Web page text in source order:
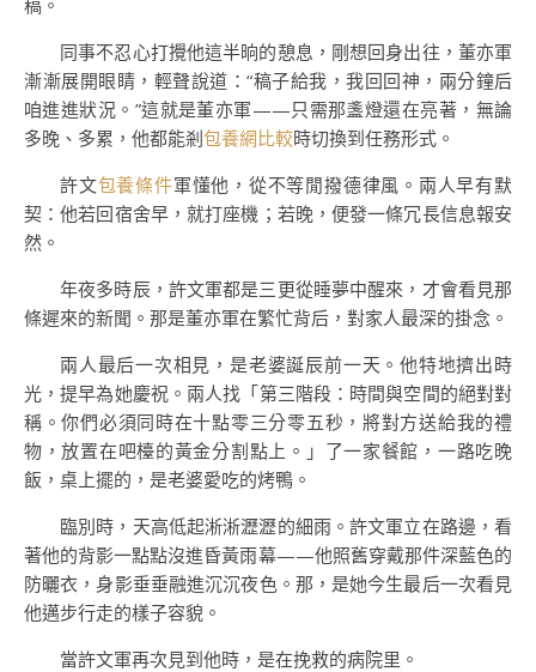
稿。
同事不忍心打攪他這半晌的憩息，剛想回身出往，董亦軍
漸漸展開眼睛，輕聲說道：“稿子給我，我回回神，兩分鐘后
咱進進狀況。”這就是董亦軍——只需那盞燈還在亮著，無論
多晚、多累，他都能剎包養網比較時切換到任務形式。
許文包養條件軍懂他，從不等閒撥德律風。兩人早有默
契：他若回宿舍早，就打座機；若晚，便發一條冗長信息報安
然。
年夜多時辰，許文軍都是三更從睡夢中醒來，才會看見那
條遲來的新聞。那是董亦軍在繁忙背后，對家人最深的掛念。
兩人最后一次相見，是老婆誕辰前一天。他特地擠出時
光，提早為她慶祝。兩人找「第三階段：時間與空間的絕對對
稱。你們必須同時在十點零三分零五秒，將對方送給我的禮
物，放置在吧檯的黃金分割點上。」了一家餐館，一路吃晚
飯，桌上擺的，是老婆愛吃的烤鴨。
臨別時，天高低起淅淅瀝瀝的細雨。許文軍立在路邊，看
著他的背影一點點沒進昏黃雨幕——他照舊穿戴那件深藍色的
防曬衣，身影垂垂融進沉沉夜色。那，是她今生最后一次看見
他邁步行走的樣子容貌。
當許文軍再次見到他時，是在挽救的病院里。